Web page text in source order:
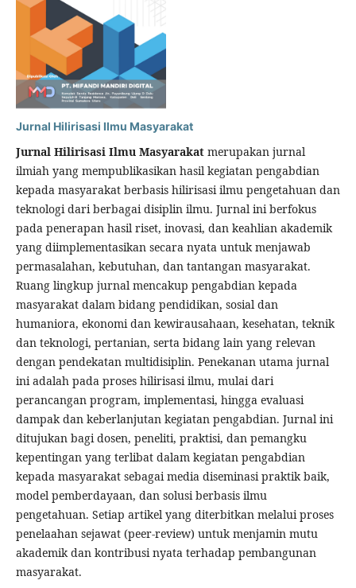
Jurnal Hilirisasi Ilmu Masyarakat
Jurnal Hilirisasi Ilmu Masyarakatmerupakan jurnal
ilmiah yang mempublikasikan hasil kegiatan pengabdian
kepada masyarakat berbasis hilirisasi ilmu pengetahuan dan
teknologi dari berbagai disiplin ilmu. Jurnal ini berfokus
pada penerapan hasil riset, inovasi, dan keahlian akademik
yang diimplementasikan secara nyata untuk menjawab
permasalahan, kebutuhan, dan tantangan masyarakat.
Ruang lingkup jurnal mencakup pengabdian kepada
masyarakat dalam bidang pendidikan, sosial dan
humaniora, ekonomi dan kewirausahaan, kesehatan, teknik
dan teknologi, pertanian, serta bidang lain yang relevan
dengan pendekatan multidisiplin. Penekanan utama jurnal
ini adalah pada proses hilirisasi ilmu, mulai dari
perancangan program, implementasi, hingga evaluasi
dampak dan keberlanjutan kegiatan pengabdian. Jurnal ini
ditujukan bagi dosen, peneliti, praktisi, dan pemangku
kepentingan yang terlibat dalam kegiatan pengabdian
kepada masyarakat sebagai media diseminasi praktik baik,
model pemberdayaan, dan solusi berbasis ilmu
pengetahuan. Setiap artikel yang diterbitkan melalui proses
penelaahan sejawat (peer-review) untuk menjamin mutu
akademik dan kontribusi nyata terhadap pembangunan
masyarakat.